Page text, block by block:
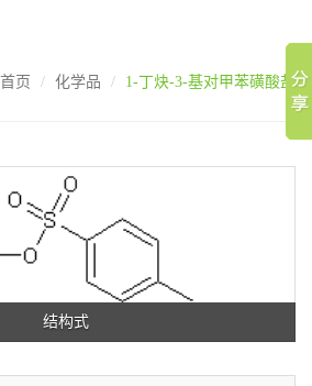
首页 化学品 1-丁炔-3-基对甲苯磺酸盐
结构式